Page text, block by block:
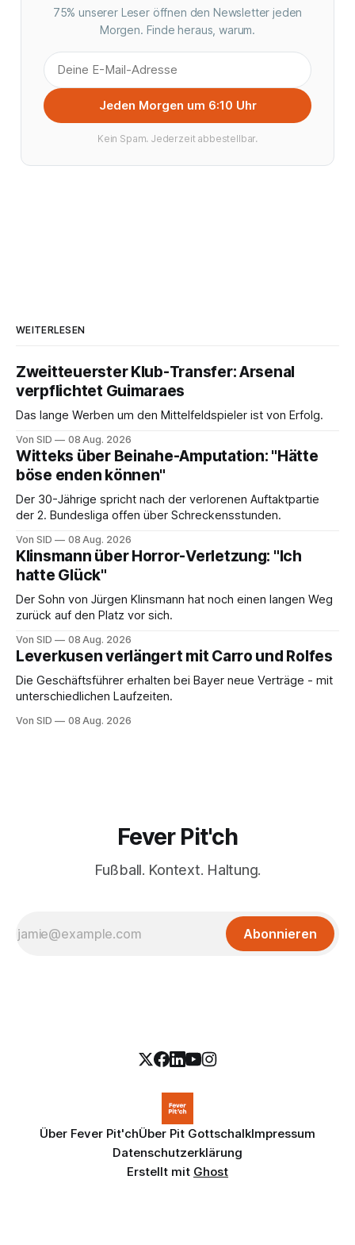
75% unserer Leser öffnen den Newsletter jeden
Morgen. Finde heraus, warum.
Jeden Morgen um 6:10 Uhr
Kein Spam. Jederzeit abbestellbar.
WEITERLESEN
Zweitteuerster Klub-Transfer: Arsenal
verpflichtet Guimaraes
Das lange Werben um den Mittelfeldspieler ist von Erfolg.
Von SID 08 Aug. 2026
Witteks über Beinahe-Amputation: "Hätte
böse enden können"
Der 30-Jährige spricht nach der verlorenen Auftaktpartie
der 2. Bundesliga offen über Schreckensstunden.
Von SID 08 Aug. 2026
Klinsmann über Horror-Verletzung: "Ich
hatte Glück"
Der Sohn von Jürgen Klinsmann hat noch einen langen Weg
zurück auf den Platz vor sich.
Von SID 08 Aug. 2026
Leverkusen verlängert mit Carro und Rolfes
Die Geschäftsführer erhalten bei Bayer neue Verträge - mit
unterschiedlichen Laufzeiten.
Von SID 08 Aug. 2026
Fever Pit'ch
Fußball. Kontext. Haltung.
Abonnieren
Über Fever Pit'chÜber Pit GottschalkImpressum
Datenschutzerklärung
Erstellt mit Ghost